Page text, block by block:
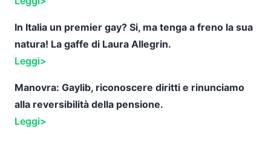
In Italia un premier gay? Si, ma tenga a freno la sua
natura! La gaffe di Laura Allegrin.
Leggi>
Manovra: Gaylib, riconoscere diritti e rinunciamo
alla reversibilità della pensione.
Leggi>